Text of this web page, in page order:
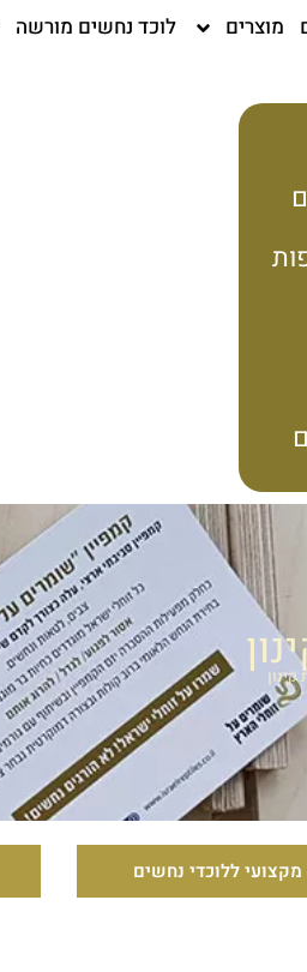
מוצרים לוכד נחשים מורשה
קינון
מקצועי ללוכדי נחשים